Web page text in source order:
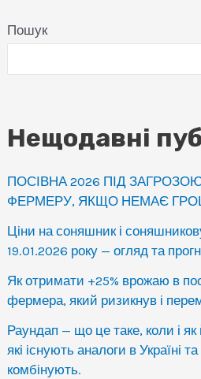
Пошук
Нещодавні
ПОСІВНА 2026 ПІД
ФЕРМЕРУ, ЯКЩО НЕМАЄ
Ціни на соняшник і
19.01.2026 року — огляд та
Як отримати +25% врожаю в
фермера, який ризикнув і
Раундап — що це таке, коли і
які існують аналоги в Україні
комбінують.
його